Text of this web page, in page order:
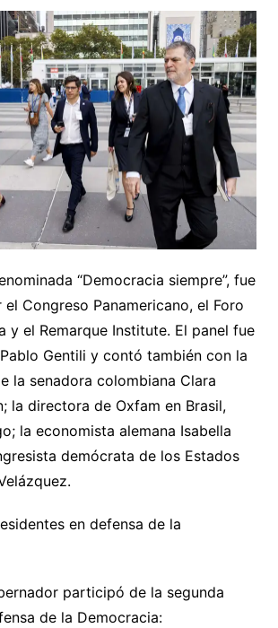
“Democracia siempre”, fue
Congreso Panamericano, el Foro
y el Remarque Institute. El panel fue
Gentili y contó también con la
la senadora colombiana Clara
la directora de Oxfam en Brasil,
la economista alemana Isabella
demócrata de los Estados
en defensa de la
participó de la segunda
de la Democracia: